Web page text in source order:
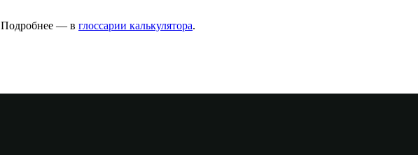
Подробнее — в глоссарии калькулятора.